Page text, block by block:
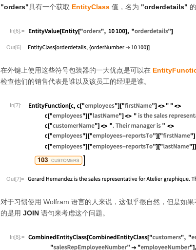
"orders"具有一个获取 EntityClass 值，名为 "orderdetails"
In[6]:=
Out[6]=
在外键上使用这些符号包装器的一大优点是可以在
检查他们的销售代表是谁以及该员工的经理是谁。
In[7]:=
Out[7]=
对于习惯使用 Wolfram 语言的人来说，这似乎很自然，但是如
的是用 JOIN 语句来考虑这个问题。
In[8]:=